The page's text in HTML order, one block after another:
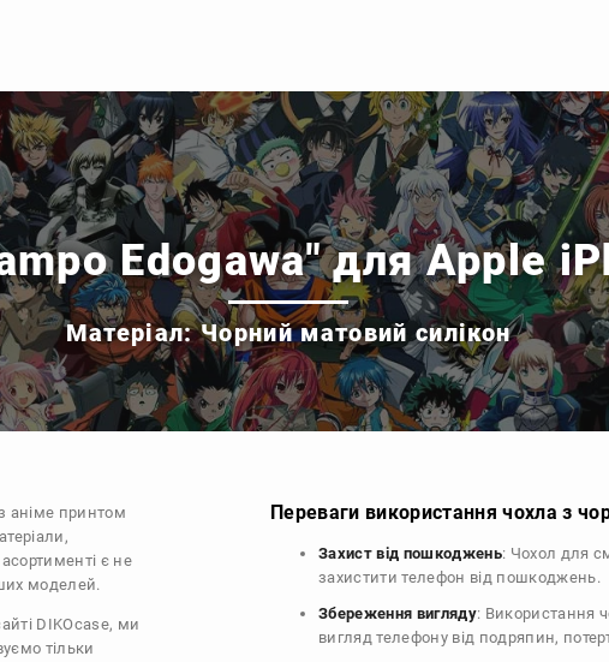
Edogawa" для Apple
Матеріал: Чорний матовий силікон
аніме принтом
є не
моделей.
DIKOcase, ми
тільки
Переваги використання чохла з
Захист від пошкоджень: Чохол для
захистити телефон від пошкоджень.
Збереження вигляду: Використання
вигляд телефону від подряпин,